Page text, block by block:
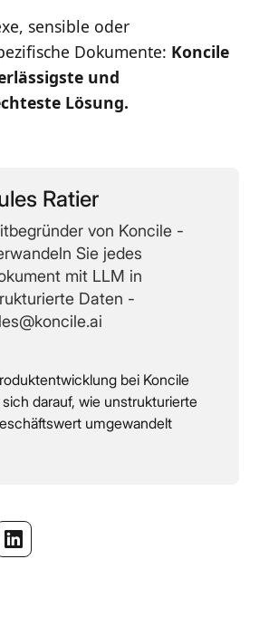
sensible oder
Dokumente: Koncile
und
Lösung.
Ratier
von Koncile -
Sie jedes
mit LLM in
Daten -
bei Koncile
darauf, wie unstrukturierte
umgewandelt